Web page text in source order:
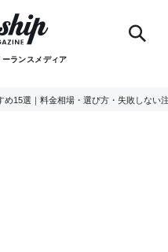
ランスメディア
め15選｜料金相場・選び方・失敗しない